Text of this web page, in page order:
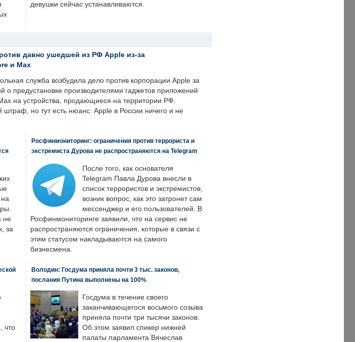
девушки сейчас устанавливаются.
давно ушедшей из РФ Apple из-за
и Max
служба возбудила дело против корпорации Apple за
о предустановке производителями гаджетов приложений
на устройства, продающиеся на территории РФ.
штраф, но тут есть нюанс: Apple в России ничего и не
не
за
Росфинмониторинг: ограничения против террориста и
экстремиста Дурова не распространяются на Telegram
После того, как основателя
Telegram Павла Дурова внесли в
список террористов и экстремистов,
возник вопрос, как это затронет сам
мессенджер и его пользователей. В
Росфинмониторинге заявили, что на сервис не
распространяются ограничения, которые в связи с
этим статусом накладываются на самого
бизнесмена.
что
Володин: Госдума приняла почти 3 тыс. законов,
послания Путина выполнены на 100%
Госдума в течение своего
заканчивающегося восьмого созыва
приняла почти три тысячи законов.
Об этом заявил спикер нижней
палаты парламента Вячеслав